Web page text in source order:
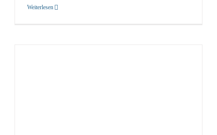
Weiterlesen